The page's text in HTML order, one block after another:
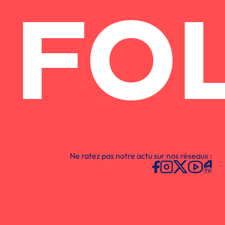
Ne ratez pas notre actu sur nos réseaux :